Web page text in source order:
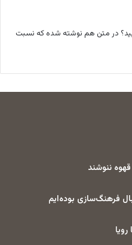
در متن هم نوشته شده که نسبت
ننوشند
فرهنگ‌سازی بوده‌ایم